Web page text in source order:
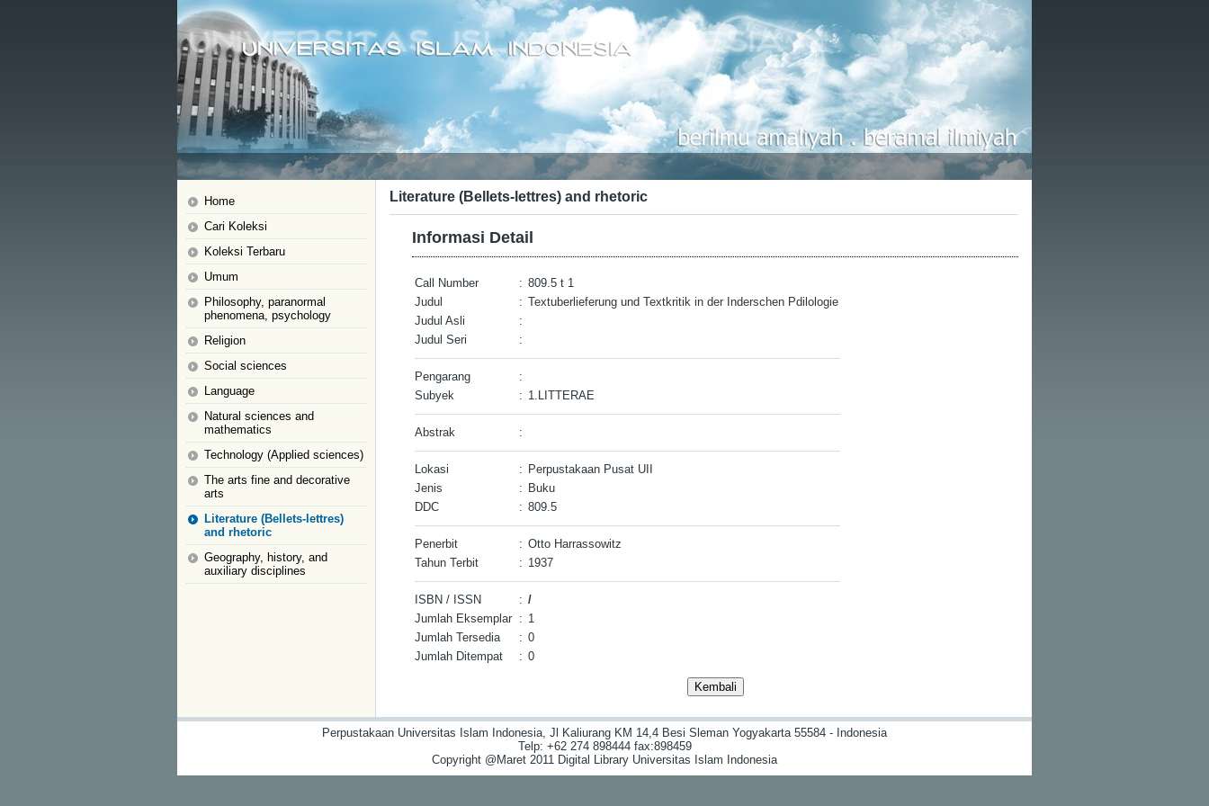
Home
Cari Koleksi
Koleksi Terbaru
Umum
Philosophy, paranormal
phenomena, psychology
Religion
Social sciences
Language
Natural sciences and
mathematics
Technology (Applied sciences)
The arts fine and decorative
arts
Literature (Bellets-lettres)
and rhetoric
Geography, history, and
auxiliary disciplines
Literature (Bellets-lettres) and rhetoric
Informasi Detail
Call Number : 809.5 t 1
Judul
: Textuberlieferung und Textkritik in der Inderschen Pdilologie
Judul Asli
:
Judul Seri
:
Pengarang
:
Subyek
: 1.LITTERAE
Abstrak :
Lokasi : Perpustakaan Pusat UII
Jenis
: Buku
DDC
: 809.5
Penerbit : Otto Harrassowitz
Tahun Terbit
: 1937
ISBN / ISSN : /
Jumlah Eksemplar : 1
Jumlah Tersedia
: 0
Jumlah Ditempat
: 0
Perpustakaan Universitas Islam Indonesia, Jl Kaliurang KM 14,4 Besi Sleman Yogyakarta 55584 - Indonesia
Telp: +62 274 898444 fax:898459
Copyright @Maret 2011 Digital Library Universitas Islam Indonesia